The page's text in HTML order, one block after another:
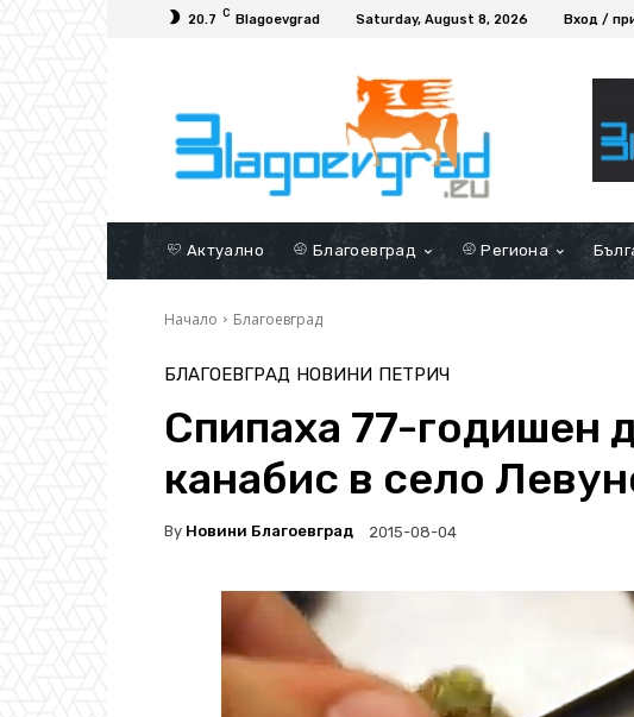
20.7 C Blagoevgrad Saturday, August 8, 2026 Вход /
Актуално Благоевград Региона
Начало Благоевград
БЛАГОЕВГРАД НОВИНИ ПЕТРИЧ
Спипаха 77-годишен
канабис в село
By Новини Благоевград 2015-08-04